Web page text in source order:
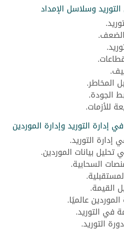
وسلاسل الإمداد
الضعف.
المخاطر.
الجودة.
للأزمات.
التوريد وإدارة الموردين
إدارة التوريد.
بيانات الموردين.
السحابية.
القيمة.
عالميًا.
في التوريد.
التوريد.